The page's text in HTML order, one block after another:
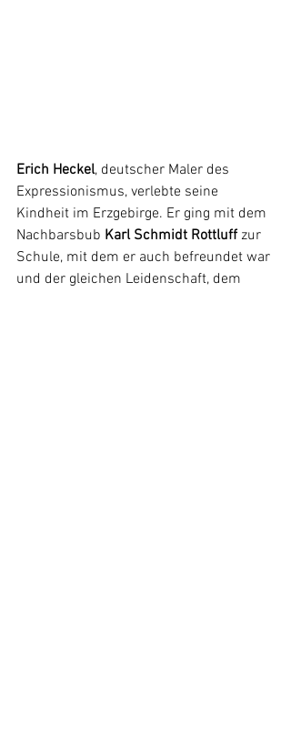
Erich Heckel, deutscher Maler des
Expressionismus, verlebte seine
Kindheit im Erzgebirge. Er ging mit dem
Nachbarsbub Karl Schmidt Rottluff zur
Schule, mit dem er auch befreundet war
und der gleichen Leidenschaft, dem